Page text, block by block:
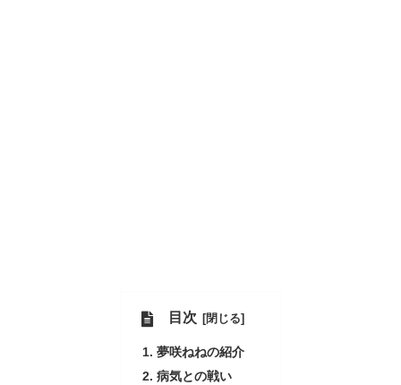
目次
夢咲ねねの紹介
病気との戦い